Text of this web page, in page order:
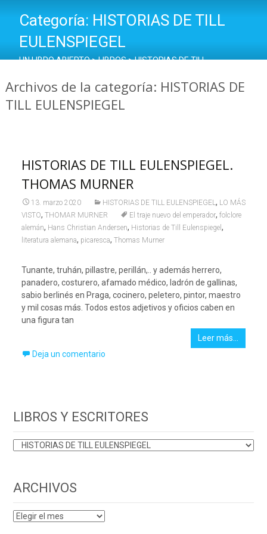
Categoría: HISTORIAS DE TILL
EULENSPIEGEL
UN LIBRO ABIERTO>LIBROS>HISTORIAS DE TILL
Archivos de la categoría: HISTORIAS DE
TILL EULENSPIEGEL
HISTORIAS DE TILL EULENSPIEGEL.
THOMAS MURNER
13. marzo 2020 HISTORIAS DE TILL EULENSPIEGEL, LO MÁS
VISTO, THOMAR MURNER El traje nuevo del emperador, folclore
alemán, Hans Christian Andersen, Historias de Till Eulenspiegel ,
literatura alemana, picaresca, Thomas Murner
Tunante, truhán, pillastre, perillán,.. y además herrero,
panadero, costurero, afamado médico, ladrón de gallinas,
sabio berlinés en Praga, cocinero, peletero, pintor, maestro
y mil cosas más. Todos estos adjetivos y oficios caben en
una figura tan
Leer más…
Deja un comentario
LIBROS Y ESCRITORES
LIBROS
ARCHIVOS
ARCHIVOS